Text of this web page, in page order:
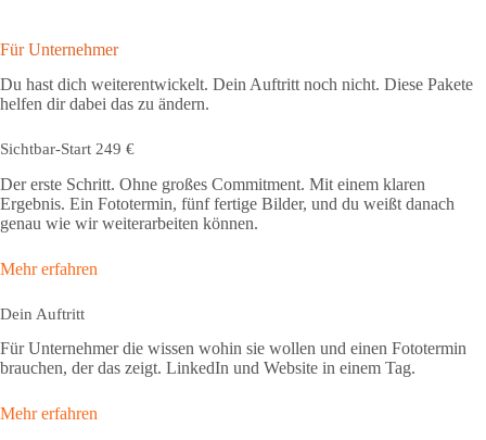
Für Unternehmer
Du hast dich weiterentwickelt. Dein Auftritt noch nicht. Diese Pakete
helfen dir dabei das zu ändern.
Sichtbar-Start 249 €
Der erste Schritt. Ohne großes Commitment. Mit einem klaren
Ergebnis. Ein Fototermin, fünf fertige Bilder, und du weißt danach
genau wie wir weiterarbeiten können.
Mehr erfahren
Dein Auftritt
Für Unternehmer die wissen wohin sie wollen und einen Fototermin
brauchen, der das zeigt. LinkedIn und Website in einem Tag.
Mehr erfahren